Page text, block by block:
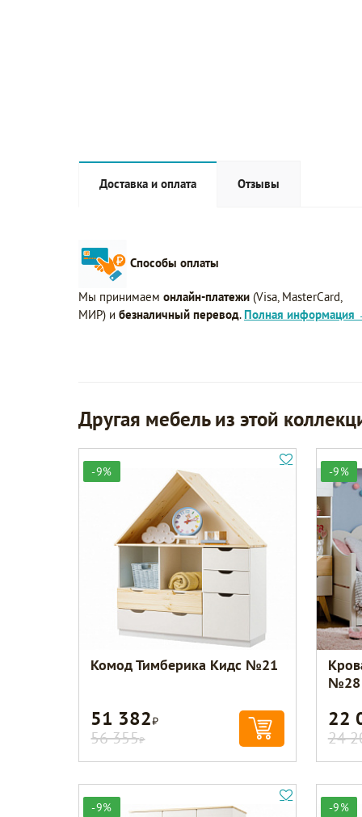
Доставка и оплата Отзывы
Способы оплаты
Мы принимаем онлайн-платежи (Visa, MasterCard,
МИР) и безналичный перевод. Полная
Другая мебель из этой
-9%
Комод Тимберика Кидс №21
51 382Р
56 355Р
-9%
№28
22
24
-9% -9%